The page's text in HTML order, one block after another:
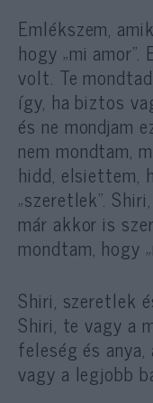
Emlékszem,
hogy „mi
volt. Te
így, ha biztos
és ne mondjam
nem mondtam,
hidd, elsiettem,
„szeretlek”.
már akkor is
mondtam, hogy
Shiri, szeretlek
Shiri, te vagy a
feleség és
vagy a legjobb